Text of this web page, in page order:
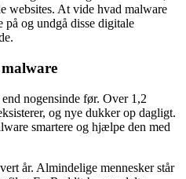
websites. At vide hvad malware
og undgå disse digitale
nogensinde før. Over 1,2
og nye dukker op dagligt.
smartere og hjælpe den med
år. Almindelige mennesker står